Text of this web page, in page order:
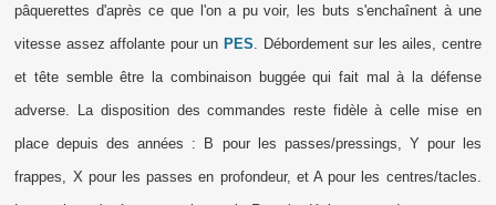
pâquerettes d'après ce que l'on a pu voir, les buts s'enchaînent à une
vitesse assez affolante pour un PES . Débordement sur les ailes, centre
et tête semble être la combinaison buggée qui fait mal à la défense
adverse. La disposition des commandes reste fidèle à celle mise en
place depuis des années : B pour les passes/pressings, Y pour les
frappes, X pour les passes en profondeur, et A pour les centres/tacles.